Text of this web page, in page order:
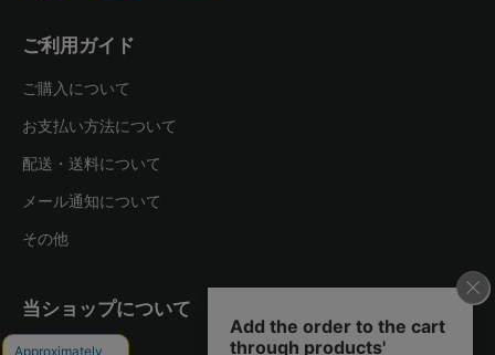
ご利用ガイド
ご購入について
お支払い方法について
配送・送料について
メール通知について
その他
当ショップについて
運営会社